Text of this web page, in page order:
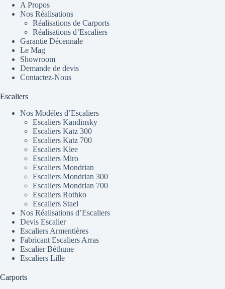
A Propos
Nos Réalisations
Réalisations de Carports
Réalisations d’Escaliers
Garantie Décennale
Le Mag
Showroom
Demande de devis
Contactez-Nous
Escaliers
Nos Modèles d’Escaliers
Escaliers Kandinsky
Escaliers Katz 300
Escaliers Katz 700
Escaliers Klee
Escaliers Miro
Escaliers Mondrian
Escaliers Mondrian 300
Escaliers Mondrian 700
Escaliers Rothko
Escaliers Stael
Nos Réalisations d’Escaliers
Devis Escalier
Escaliers Armentières
Fabricant Escaliers Arras
Escalier Béthune
Escaliers Lille
Carports